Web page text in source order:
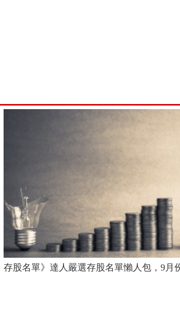
存股名單》達人嚴選存股名單懶人包，9月